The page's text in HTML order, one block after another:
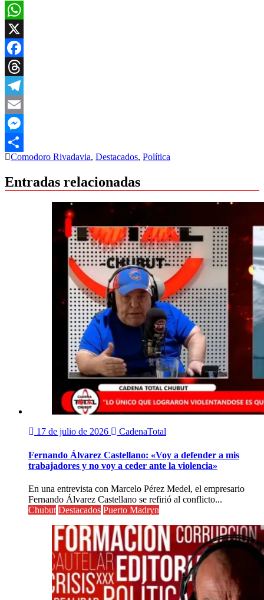
WhatsApp
X
Facebook
Threads
Telegram
Email
Messenger
Compartir
Comodoro Rivadavia, Destacados, Política
Entradas relacionadas
17 de julio de 2026 CadenaTotal
Fernando Álvarez Castellano: «Voy a defender a mis
trabajadores y no voy a ceder ante la violencia»
En una entrevista con Marcelo Pérez Medel, el empresario
Fernando Álvarez Castellano se refirió al conflicto...
Chubut Destacados Puerto Madryn